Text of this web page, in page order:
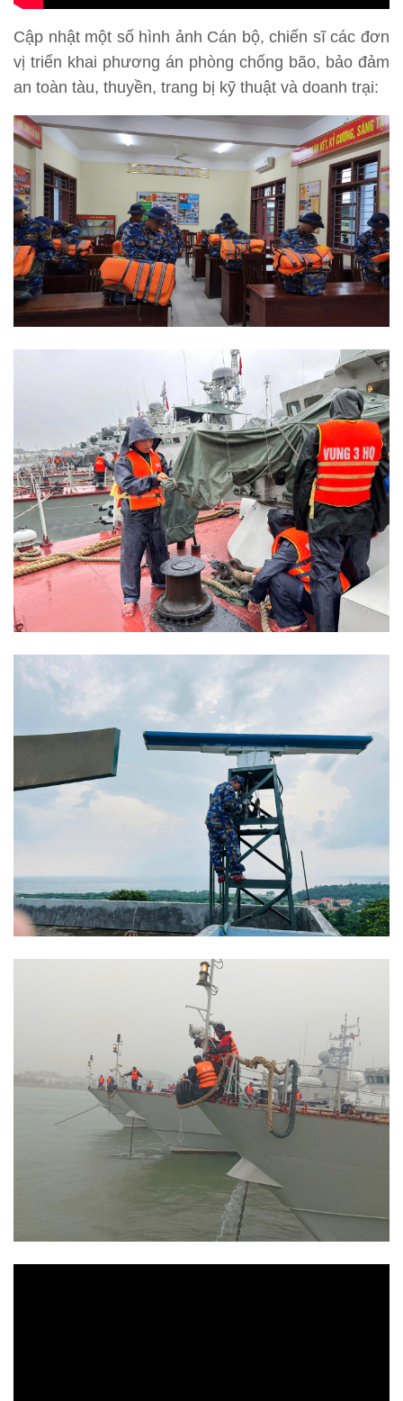
Cập nhật một số hình ảnh Cán bộ, chiến sĩ các đơn
vị triển khai phương án phòng chống bão, bảo đảm
an toàn tàu, thuyền, trang bị kỹ thuật và doanh trại: